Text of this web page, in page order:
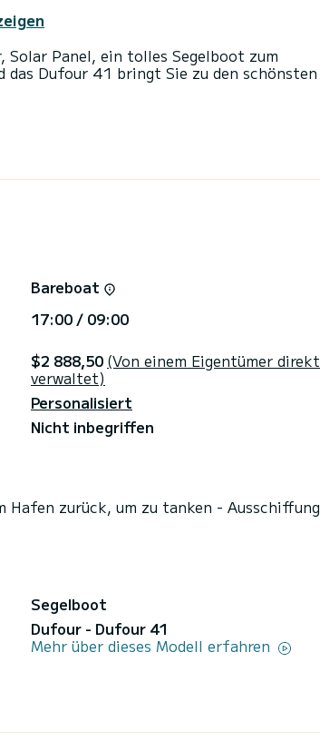
Solar Panel, ein tolles Segelboot zum
Dufour 41 bringt Sie zu den schönsten
Begleiter sein, um einen einzigartigen
und einem Rollgenua ausgestattet. Es
Autopilot, Bugstrahlruder,
Badeplattform.
an, damit wir Ihnen die besten
Bareboat
17:00 / 09:00
$2 888,50 (Von einem Eigentümer direkt
verwaltet)
Personalisiert
Nicht inbegriffen
Hafen zurück, um zu tanken - Ausschiffung
Segelboot
Dufour - Dufour 41
Mehr über dieses Modell erfahren